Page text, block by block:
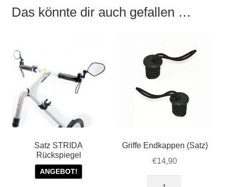
Das könnte dir auch gefallen …
Satz STRIDA
Rückspiegel
ANGEBOT!
Griffe Endkappen (Satz)
€14,90